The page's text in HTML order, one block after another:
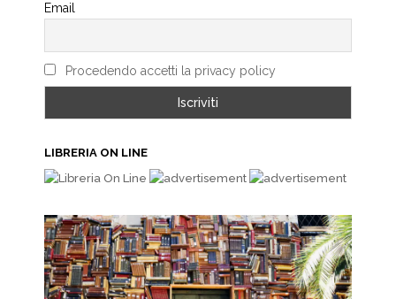
Email
Procedendo accetti la privacy policy
LIBRERIA ON LINE